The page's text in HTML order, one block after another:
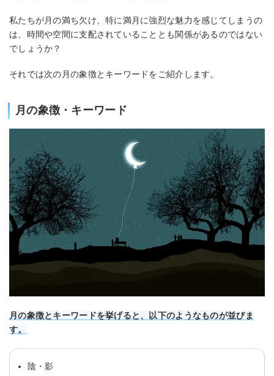
私たちが月の満ち欠け、特に満月に強烈な魅力を感じてしまうの
は、時間や空間に支配されていることとも関係があるのではない
でしょうか？
それでは次の月の象徴とキーワードをご紹介します。
月の象徴・キーワード
月の象徴とキーワードを挙げると、以下のようなものが並びま
す。
陰・影